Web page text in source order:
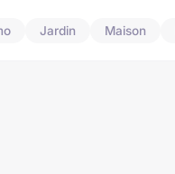
Jardin Maison